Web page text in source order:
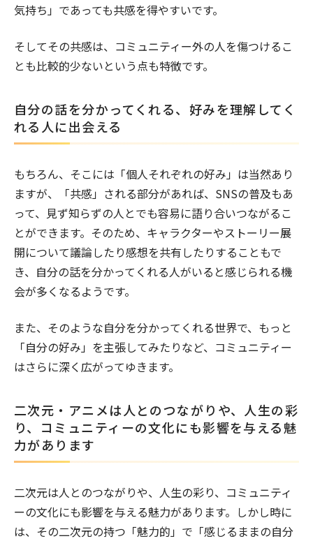
#夫婦
#うつ・抑うつ
#メール・電話
#目標・目的
#自分のルール
#モチベーション
#理想と現実
#カウンセラー
#自己評価
#オセロ症候群
#家族
#結婚
#怒り
#ネット社会
#SNS
#パーソナルゾーン
#コミュニケーション
#対人関係・人間関係
#出会い
#不倫関係
#束縛
#関係不安
#親和欲求
#人の目が気になる
#恋愛
#癒し
#仕事
#失恋
#子育て #親子関係
気持ち」であっても共感を得やすいです。
そしてその共感は、コミュニティー外の人を傷つけるこ
とも比較的少ないという点も特徴です。
自分の話を分かってくれる、好みを理解してく
れる人に出会える
もちろん、そこには「個人それぞれの好み」は当然あり
ますが、「共感」される部分があれば、SNSの普及もあ
って、見ず知らずの人とでも容易に語り合いつながるこ
とができます。そのため、キャラクターやストーリー展
開について議論したり感想を共有したりすることもで
き、自分の話を分かってくれる人がいると感じられる機
会が多くなるようです。
また、そのような自分を分かってくれる世界で、もっと
「自分の好み」を主張してみたりなど、コミュニティー
はさらに深く広がってゆきます。
二次元・アニメは人とのつながりや、人生の彩
り、コミュニティーの文化にも影響を与える魅
力があります
二次元は人とのつながりや、人生の彩り、コミュニティ
ーの文化にも影響を与える魅力があります。しかし時に
は、その二次元の持つ「魅力的」で「感じるままの自分